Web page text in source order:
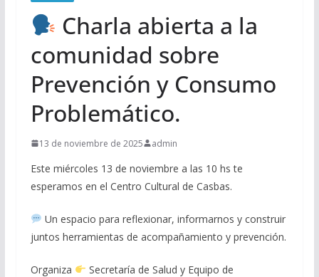
Charla abierta a la
comunidad sobre
Prevención y Consumo
Problemático.
13 de noviembre de 2025 admin
Este miércoles 13 de noviembre a las 10 hs te
esperamos en el Centro Cultural de Casbas.
Un espacio para reflexionar, informarnos y construir
juntos herramientas de acompañamiento y prevención.
Organiza
Secretaría de Salud y Equipo de